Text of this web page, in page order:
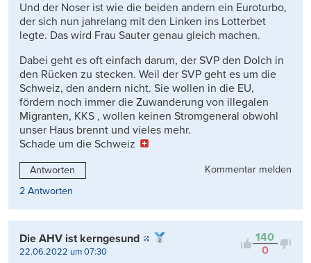
Und der Noser ist wie die beiden andern ein Euroturbo,
der sich nun jahrelang mit den Linken ins Lotterbet
legte. Das wird Frau Sauter genau gleich machen.
Dabei geht es oft einfach darum, der SVP den Dolch in
den Rücken zu stecken. Weil der SVP geht es um die
Schweiz, den andern nicht. Sie wollen in die EU,
fördern noch immer die Zuwanderung von illegalen
Migranten, KKS , wollen keinen Stromgeneral obwohl
unser Haus brennt und vieles mehr.
Schade um die Schweiz
Antworten
Kommentar melden
2 Antworten
140
0
Die AHV ist kerngesund
22.06.2022 um 07:30